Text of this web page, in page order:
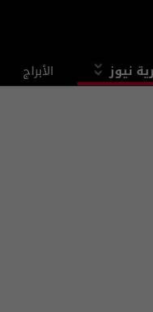
نيوز الأبراج